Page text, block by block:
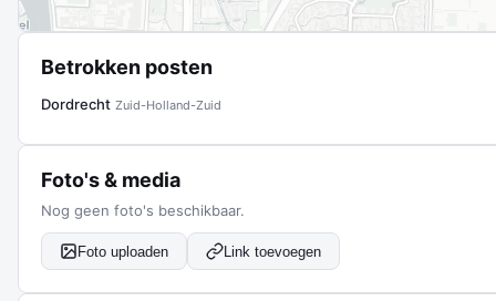
Betrokken posten
Dordrecht Zuid-Holland-Zuid
Foto's & media
Nog geen foto's beschikbaar.
Foto uploaden Link toevoegen